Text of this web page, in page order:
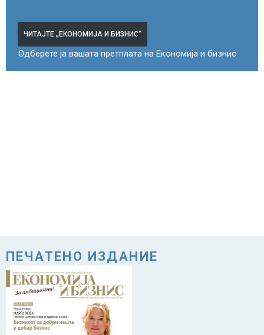
ЧИТАЈТЕ „ЕКОНОМИЈА И БИЗНИС“
Одберете ја вашата претплата на Економија и бизнис
ПЕЧАТЕНО ИЗДАНИЕ